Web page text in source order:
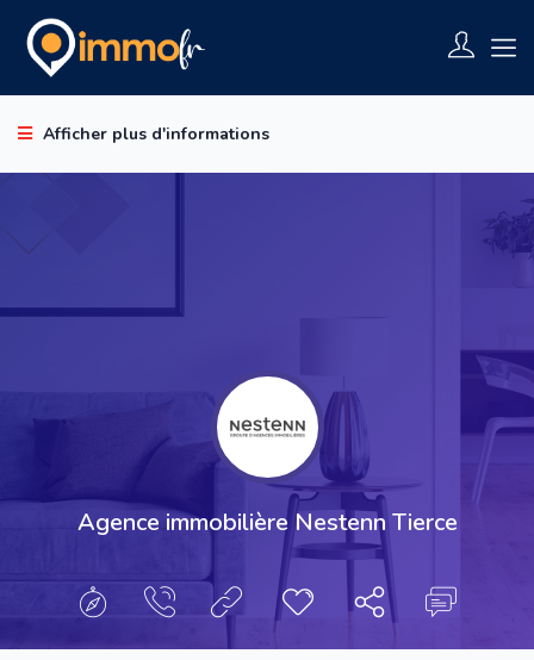
Afficher plus d'informations
Agence immobilière Nestenn Tierce